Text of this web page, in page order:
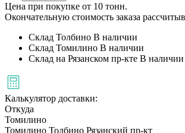
Цена при покупке от 10 тонн.
Окончательную стоимость заказа
Склад Толбино В наличии
Склад Томилино В наличии
Склад на Рязанском пр-кте В наличии
Калькулятор доставки:
Откуда
Томилино
Томилино Толбино Рязанский пр-кт